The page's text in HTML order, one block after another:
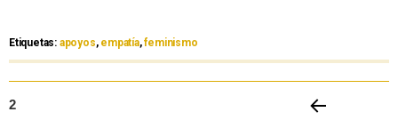
Etiquetas: apoyos, empatía,feminismo
2